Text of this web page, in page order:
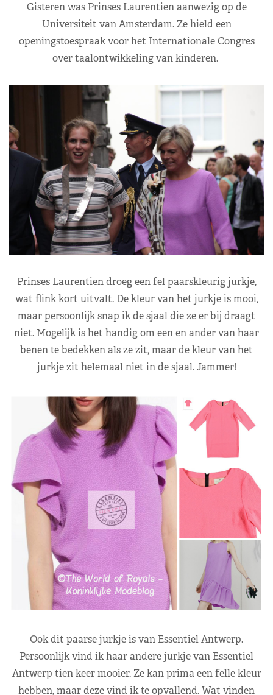
Gisteren was Prinses Laurentien aanwezig op de
Universiteit van Amsterdam. Ze hield een
openingstoespraak voor het Internationale Congres
over taalontwikkeling van kinderen.
Prinses Laurentien droeg een fel paarskleurig jurkje,
wat flink kort uitvalt. De kleur van het jurkje is mooi,
maar persoonlijk snap ik de sjaal die ze er bij draagt
niet. Mogelijk is het handig om een en ander van haar
benen te bedekken als ze zit, maar de kleur van het
jurkje zit helemaal niet in de sjaal. Jammer!
Ook dit paarse jurkje is van Essentiel Antwerp.
Persoonlijk vind ik haar andere jurkje van Essentiel
Antwerp tien keer mooier. Ze kan prima een felle kleur
hebben, maar deze vind ik te opvallend. Wat vinden